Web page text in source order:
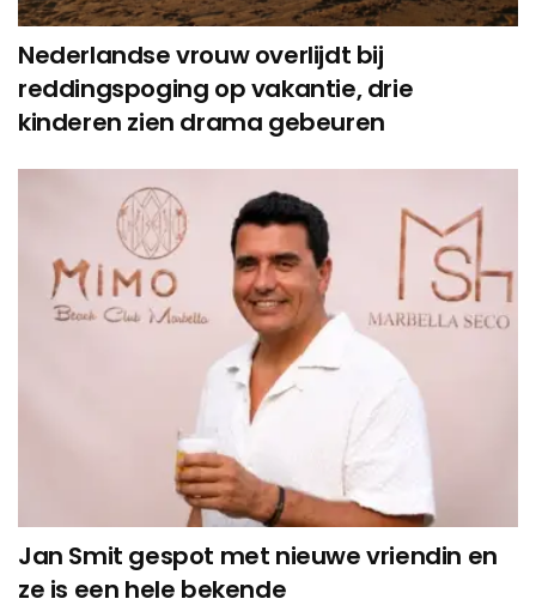
Nederlandse vrouw overlijdt bij
reddingspoging op vakantie, drie
kinderen zien drama gebeuren
Jan Smit gespot met nieuwe vriendin en
ze is een hele bekende